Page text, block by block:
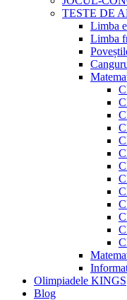
TESTE DE
Limba
Limba
Olimpiadele KINGS
Blog